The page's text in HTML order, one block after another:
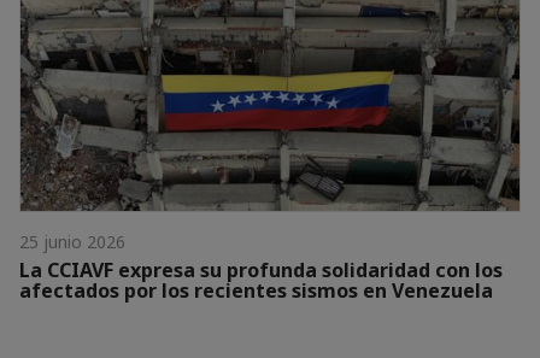
25 junio 2026
La CCIAVF expresa su profunda solidaridad con los
afectados por los recientes sismos en Venezuela